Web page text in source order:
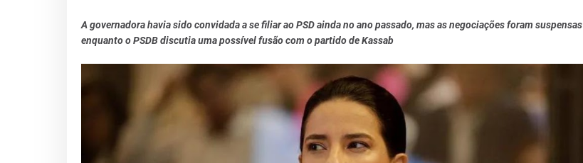
A governadora havia sido convidada a se filiar ao PSD ainda no ano passado, mas as negociações foram suspensas
enquanto o PSDB discutia uma possível fusão com o partido de Kassab